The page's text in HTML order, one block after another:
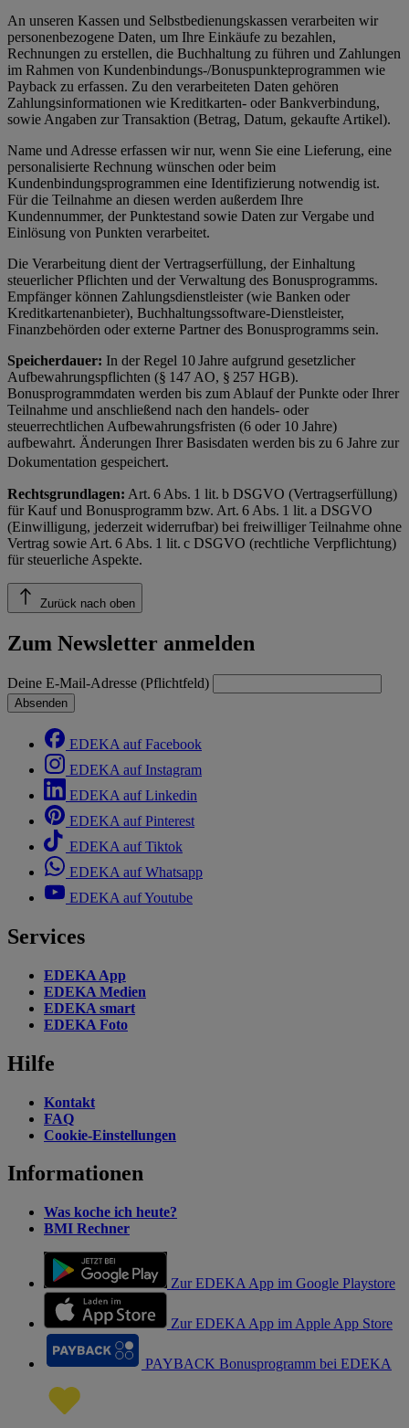
An unseren Kassen und Selbstbedienungskassen verarbeiten wir
personenbezogene Daten, um Ihre Einkäufe zu bezahlen,
Rechnungen zu erstellen, die Buchhaltung zu führen und Zahlungen
im Rahmen von Kundenbindungs-/Bonuspunkteprogrammen wie
Payback zu erfassen. Zu den verarbeiteten Daten gehören
Zahlungsinformationen wie Kreditkarten- oder Bankverbindung,
sowie Angaben zur Transaktion (Betrag, Datum, gekaufte Artikel).
Name und Adresse erfassen wir nur, wenn Sie eine Lieferung, eine
personalisierte Rechnung wünschen oder beim
Kundenbindungsprogrammen eine Identifizierung notwendig ist.
Für die Teilnahme an diesen werden außerdem Ihre
Kundennummer, der Punktestand sowie Daten zur Vergabe und
Einlösung von Punkten verarbeitet.
Die Verarbeitung dient der Vertragserfüllung, der Einhaltung
steuerlicher Pflichten und der Verwaltung des Bonusprogramms.
Empfänger können Zahlungsdienstleister (wie Banken oder
Kreditkartenanbieter), Buchhaltungssoftware-Dienstleister,
Finanzbehörden oder externe Partner des Bonusprogramms sein.
Speicherdauer: In der Regel 10 Jahre aufgrund gesetzlicher
Aufbewahrungspflichten (§ 147 AO, § 257 HGB).
Bonusprogrammdaten werden bis zum Ablauf der Punkte oder Ihrer
Teilnahme und anschließend nach den handels- oder
steuerrechtlichen Aufbewahrungsfristen (6 oder 10 Jahre)
aufbewahrt. Änderungen Ihrer Basisdaten werden bis zu 6 Jahre zur
Dokumentation gespeichert.
Rechtsgrundlagen: Art. 6 Abs. 1 lit. b DSGVO (Vertragserfüllung)
für Kauf und Bonusprogramm bzw. Art. 6 Abs. 1 lit. a DSGVO
(Einwilligung, jederzeit widerrufbar) bei freiwilliger Teilnahme ohne
Vertrag sowie Art. 6 Abs. 1 lit. c DSGVO (rechtliche Verpflichtung)
für steuerliche Aspekte.
Zurück nach oben
Zum Newsletter anmelden
Deine E-Mail-Adresse (Pflichtfeld)
Absenden
EDEKA auf Facebook
EDEKA auf Instagram
EDEKA auf Linkedin
EDEKA auf Pinterest
EDEKA auf Tiktok
EDEKA auf Whatsapp
EDEKA auf Youtube
Services
EDEKA App
EDEKA Medien
EDEKA smart
EDEKA Foto
Hilfe
Kontakt
FAQ
Cookie-Einstellungen
Informationen
Was koche ich heute?
BMI Rechner
Zur EDEKA App im Google Playstore
Zur EDEKA App im Apple App Store
PAYBACK Bonusprogramm bei EDEKA